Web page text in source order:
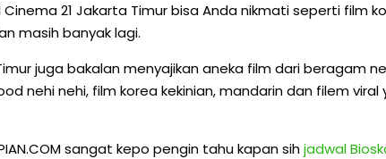
21 Jakarta Timur bisa Anda nikmati seperti
masih banyak lagi.
juga bakalan menyajikan aneka film dari
nehi nehi, film korea kekinian, mandarin dan filem
sangat kepo pengin tahu kapan sihjadwal